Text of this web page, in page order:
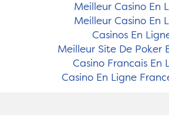
Meilleur Casino En
Meilleur Casino En
Casinos En
Meilleur Site De Poker
Casino Francais En
Casino En Ligne